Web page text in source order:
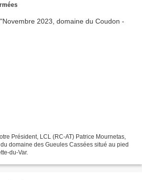
Président, LCL (RC-AT) Patrice Mournetas,
domaine des Gueules Cassées situé au pied
du-Var.